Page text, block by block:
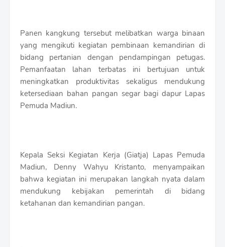
Panen kangkung tersebut melibatkan warga binaan
yang mengikuti kegiatan pembinaan kemandirian di
bidang pertanian dengan pendampingan petugas.
Pemanfaatan lahan terbatas ini bertujuan untuk
meningkatkan produktivitas sekaligus mendukung
ketersediaan bahan pangan segar bagi dapur Lapas
Pemuda Madiun.
Kepala Seksi Kegiatan Kerja (Giatja) Lapas Pemuda
Madiun, Denny Wahyu Kristanto, menyampaikan
bahwa kegiatan ini merupakan langkah nyata dalam
mendukung kebijakan pemerintah di bidang
ketahanan dan kemandirian pangan.
m
p
l
a
t
s